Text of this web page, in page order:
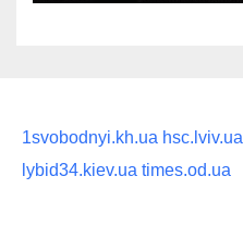
1svobodnyi.kh.ua hsc.lviv.ua
lybid34.kiev.ua times.od.ua